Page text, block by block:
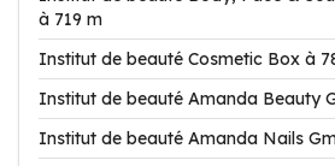
à 719 m
Institut de beauté Cosmetic Box à
Institut de beauté Amanda Beauty
Institut de beauté Amanda Nails